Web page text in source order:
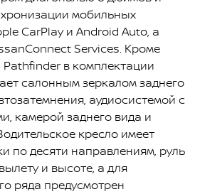
мобильных
CarPlay и Android Auto, а
Services. Кроме
в комплектации
салонным зеркалом заднего
аудиосистемой с
камерой заднего вида и
кресло имеет
по десяти направлениям, руль
и высоте, а для
ряда предусмотрен